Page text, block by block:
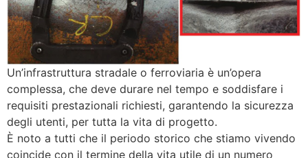
Un’infrastruttura stradale o ferroviaria è un’opera
complessa, che deve durare nel tempo e soddisfare i
requisiti prestazionali richiesti, garantendo la sicurezza
degli utenti, per tutta la vita di progetto.
È noto a tutti che il periodo storico che stiamo vivendo
coincide con il termine della vita utile di un numero